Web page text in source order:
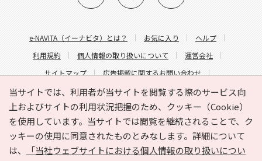
当サイトでは、利用者が当サイトを閲覧する際のサービス向
上およびサイトの利用状況把握のため、クッキー（Cookie）
を使用しています。当サイトでは閲覧を継続されることで、ク
ッキーの使用に同意されたものとみなします。詳細について
は、
「当社ウェブサイトにおける個人情報の取り扱いについ
e-NAVITA（イーナビタ）とは？ お気に入り
ヘルプ
利用規約
個人情報の取り扱いについて
運営会社
サイトマップ
広告掲載に関するお問い合わせ
サイトの内容に関するお問い合わせ